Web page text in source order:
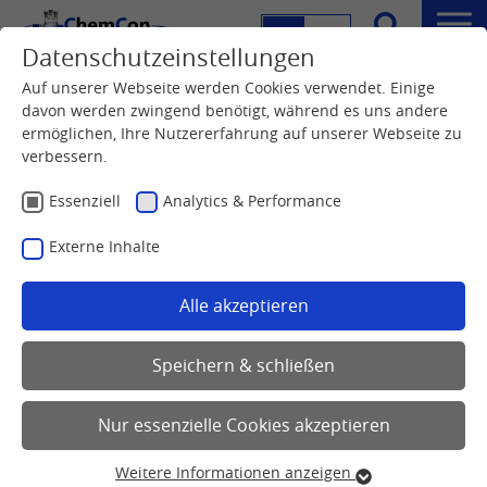
DE EN
Datenschutzeinstellungen
Auf unserer Webseite werden Cookies verwendet. Einige
davon werden zwingend benötigt, während es uns andere
ermöglichen, Ihre Nutzererfahrung auf unserer Webseite zu
verbessern.
Essenziell Analytics & Performance
Externe Inhalte
Alle akzeptieren
Speichern & schließen
Nur essenzielle Cookies akzeptieren
Weitere Informationen anzeigen